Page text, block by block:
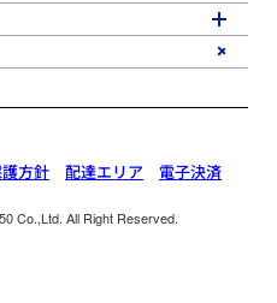
方針 配達エリア 電子決済
Co.,Ltd. All Right Reserved.